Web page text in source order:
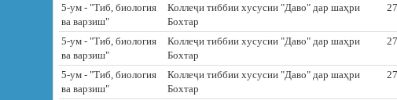
5-ум - "Тиб, биология
ва варзиш"
Коллеҷи тиббии хусусии "Даво" дар шаҳри
Бохтар
5-ум - "Тиб, биология
ва варзиш"
Коллеҷи тиббии хусусии "Даво" дар шаҳри
Бохтар
5-ум - "Тиб, биология
ва варзиш"
Коллеҷи тиббии хусусии "Даво" дар шаҳри
Бохтар